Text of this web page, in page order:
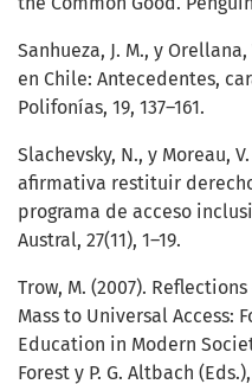
Sanhueza, J. M., y
en Chile: Antecedentes,
Polifonías, 19, 137–161.
Slachevsky, N., y Moreau,
afirmativa restituir
programa de acceso
Austral, 27(11), 1–19.
Trow, M. (2007).
Mass to Universal Access:
Education in Modern
Forest y P. G. Altbach